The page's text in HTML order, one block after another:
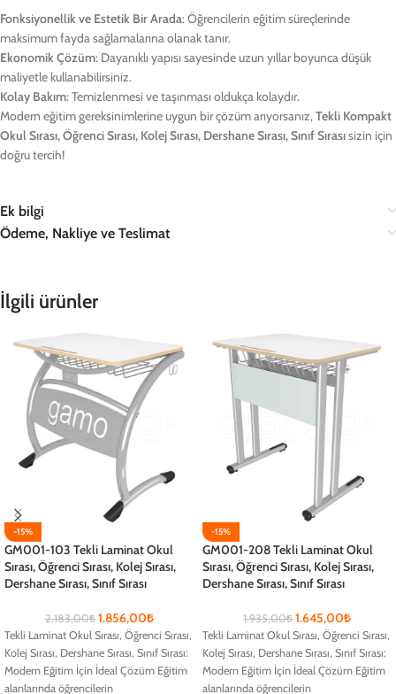
Fonksiyonellik ve Estetik Bir Arada: Öğrencilerin eğitim süreçlerinde
maksimum fayda sağlamalarına olanak tanır.
Ekonomik Çözüm: Dayanıklı yapısı sayesinde uzun yıllar boyunca düşük
maliyetle kullanabilirsiniz.
Kolay Bakım: Temizlenmesi ve taşınması oldukça kolaydır.
Modern eğitim gereksinimlerine uygun bir çözüm arıyorsanız,Tekli Kompakt
Okul Sırası, Öğrenci Sırası, Kolej Sırası, Dershane Sırası, Sınıf Sırasısizin için
doğru tercih!
Ek bilgi
Ödeme, Nakliye ve Teslimat
İlgili ürünler
-15%
GM001-103 Tekli Laminat Okul
Sırası, Öğrenci Sırası, Kolej Sırası,
Dershane Sırası, Sınıf Sırası
2.183,00₺ 1.856,00₺
Tekli Laminat Okul Sırası, Öğrenci Sırası,
Kolej Sırası, Dershane Sırası, Sınıf Sırası:
Modern Eğitim İçin İdeal Çözüm Eğitim
alanlarında öğrencilerin
-15%
GM001-208 Tekli Laminat Okul
Sırası, Öğrenci Sırası, Kolej Sırası,
Dershane Sırası, Sınıf Sırası
1.935,00₺ 1.645,00₺
Tekli Laminat Okul Sırası, Öğrenci Sırası,
Kolej Sırası, Dershane Sırası, Sınıf Sırası:
Modern Eğitim İçin İdeal Çözüm Eğitim
alanlarında öğrencilerin